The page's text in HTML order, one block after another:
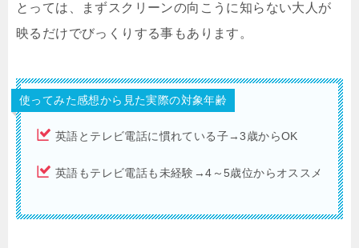
とっては、まずスクリーンの向こうに知らない大人が
映るだけでびっくりする事もあります。
使ってみた感想から見た実際の対象年齢
英語とテレビ電話に慣れている子→3歳からOK
英語もテレビ電話も未経験→4～5歳位からオススメ